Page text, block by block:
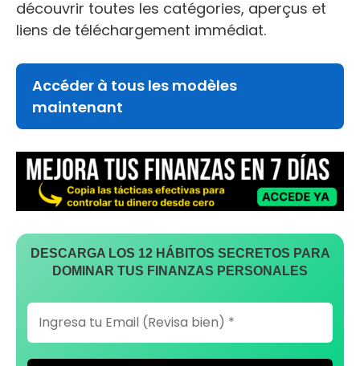
découvrir toutes les catégories, aperçus et
liens de téléchargement immédiat.
Accéder à tous les modèles
maintenant
DESCARGA LOS 12 HÁBITOS SECRETOS PARA
DOMINAR TUS FINANZAS PERSONALES